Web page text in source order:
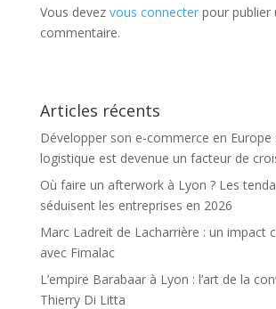
Vous devez vous connecterpour publier
commentaire.
Articles récents
Développer son e-commerce en Europe
logistique est devenue un facteur de
Où faire un afterwork à Lyon ? Les
séduisent les entreprises en 2026
Marc Ladreit de Lacharrière : un impact
avec Fimalac
L’empire Barabaar à Lyon : l’art de la
Thierry Di Litta